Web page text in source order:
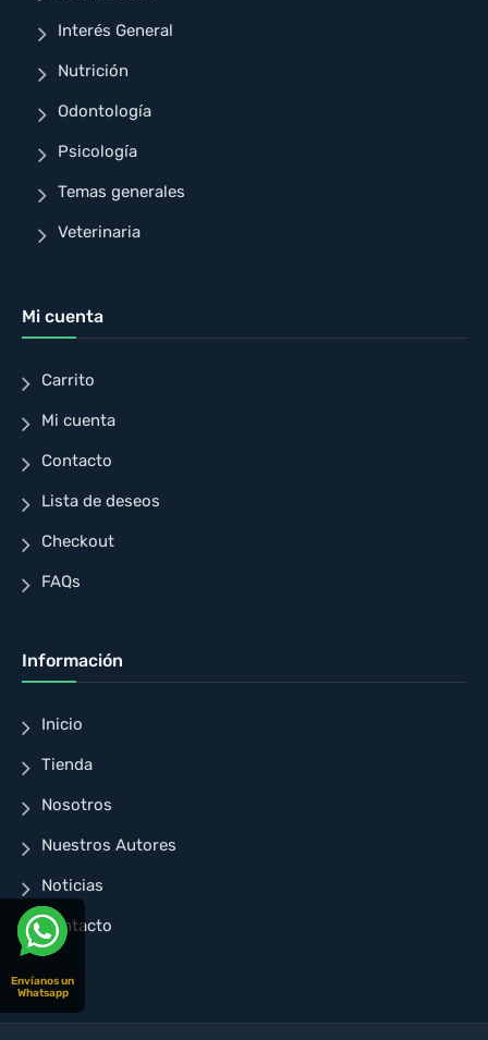
Interés General
Nutrición
Odontología
Psicología
Temas generales
Veterinaria
Mi cuenta
Carrito
Mi cuenta
Contacto
Lista de deseos
Checkout
FAQs
Información
Inicio
Tienda
Nosotros
Nuestros Autores
Noticias
Contacto
Envíanos un
Whatsapp